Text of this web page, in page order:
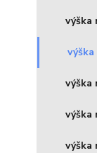
výška
výška
výška
výška
výška